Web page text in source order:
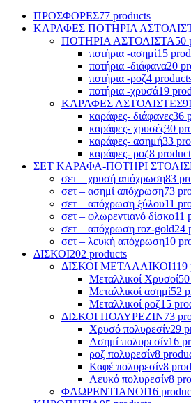
ΠΡΟΣΦΟΡΕΣ77 products
ΚΑΡΑΦΕΣ ΠΟΤΗΡΙΑ
ΠΟΤΗΡΙΑ ΑΣΤΟΛΙΣΤΑ50
ποτήρια -ασημί15
ποτήρια -διάφανα20
ποτήρια -ροζ4
ποτήρια -χρυσά19
ΚΑΡΑΦΕΣ ΑΣΤΟΛΙΣΤΕΣ
καράφες- διάφανες36
καράφες- χρυσές30
καράφες- ασημή33
καράφες- ροζ8
ΣΕΤ ΚΑΡΑΦΑ-ΠΟΤΗΡΙ
σετ – χρυσή απόχρωση83
σετ – ασημί απόχρωση73
σετ – απόχρωση ξύλου11
σετ – φλωρεντιανό δίσκο11
σετ – απόχρωση roz-gold24
σετ – λευκή απόχρωση10
ΔΙΣΚΟΙ202 products
ΔΙΣΚΟΙ ΜΕΤΑΛΛΙΚΟΙ119
Μεταλλικοί Χρυσοί
Μεταλλικοί ασημί52
Mεταλλικοί ροζ15
ΔΙΣΚΟΙ ΠΟΛΥΡΕΖΙΝ73
Χρυσό πολυρεσίν29
Ασημί πολυρεσίν16
ροζ πολυρεσίν8
Καφέ πολυρεσίν8
Λευκό πολυρεσίν8
ΦΛΩΡΕΝΤΙΑΝΟΙ16